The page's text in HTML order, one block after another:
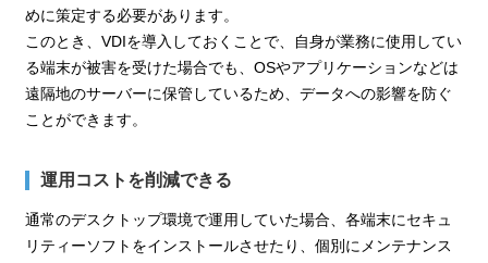
めに策定する必要があります。
このとき、VDIを導入しておくことで、自身が業務に使用してい
る端末が被害を受けた場合でも、OSやアプリケーションなどは
遠隔地のサーバーに保管しているため、データへの影響を防ぐ
ことができます。
運用コストを削減できる
通常のデスクトップ環境で運用していた場合、各端末にセキュ
リティーソフトをインストールさせたり、個別にメンテナンス